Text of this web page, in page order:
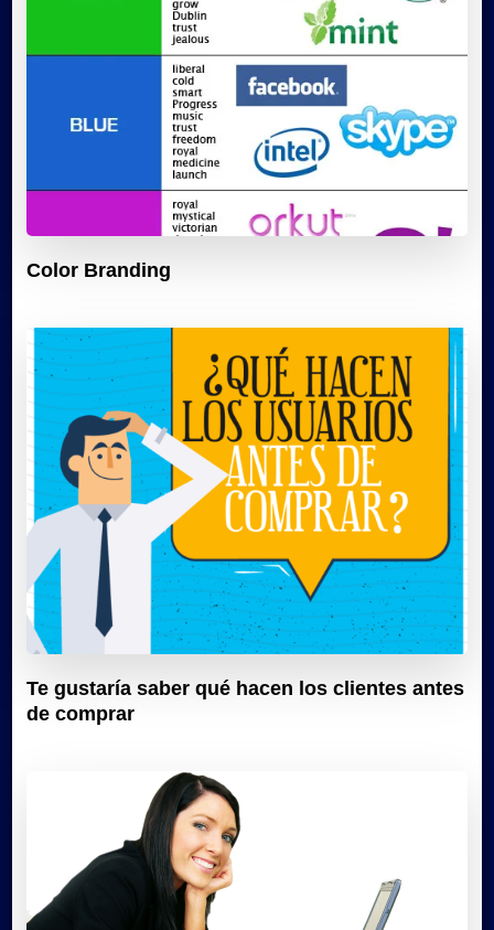
Color Branding
Te gustaría saber qué hacen los clientes antes
de comprar